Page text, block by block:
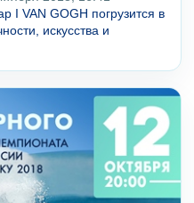
I VAN GOGH погрузится в
искусства и